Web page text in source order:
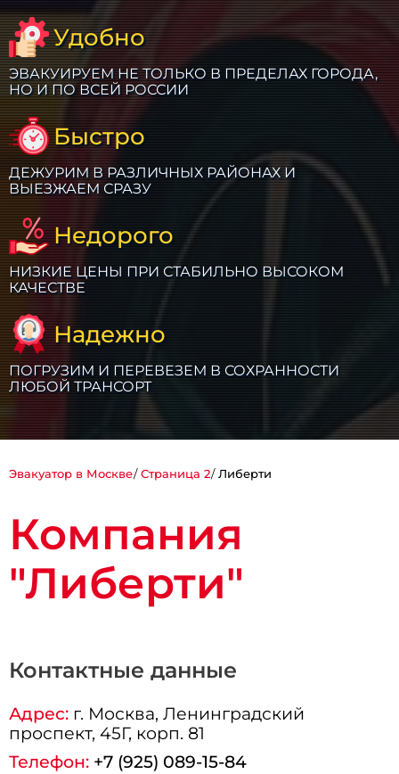
Удобно
ЭВАКУИРУЕМ НЕ ТОЛЬКО В ПРЕДЕЛАХ ГОРОДА,
НО И ПО ВСЕЙ РОССИИ
Быстро
ДЕЖУРИМ В РАЗЛИЧНЫХ РАЙОНАХ И
ВЫЕЗЖАЕМ СРАЗУ
Недорого
НИЗКИЕ ЦЕНЫ ПРИ СТАБИЛЬНО ВЫСОКОМ
КАЧЕСТВЕ
Надежно
ПОГРУЗИМ И ПЕРЕВЕЗЕМ В СОХРАННОСТИ
ЛЮБОЙ ТРАНСОРТ
Эвакуатор в Москве Страница 2 Либерти
Компания
"Либерти"
Контактные данные
Адрес: г. Москва, Ленинградский
проспект, 45Г, корп. 81
Телефон: +7 (925) 089-15-84